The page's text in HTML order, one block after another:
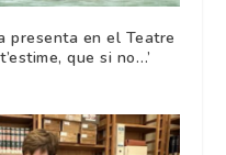
presenta en el Teatre
que si no…’